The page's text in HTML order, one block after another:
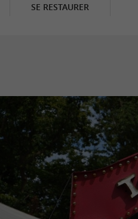
SE RESTAURER